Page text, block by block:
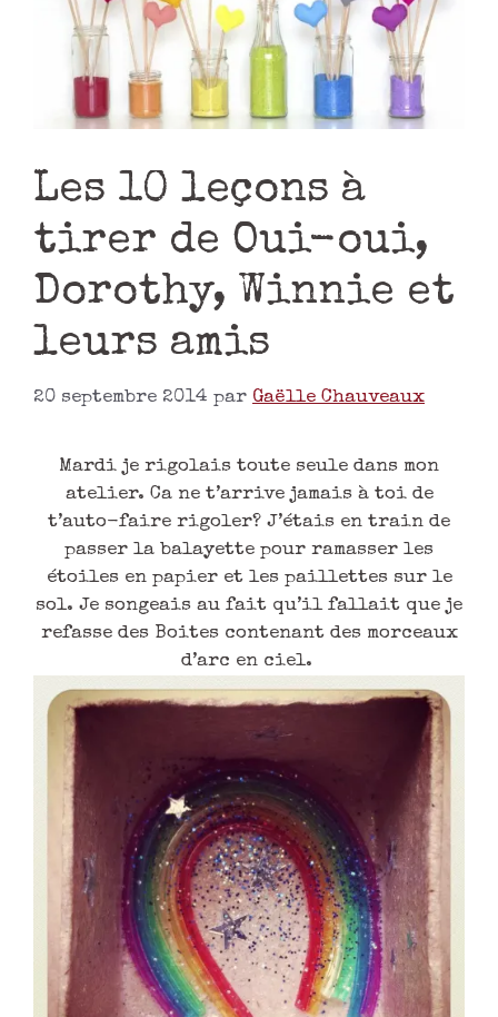
Les 10 leçons à
tirer de Oui-oui,
Dorothy, Winnie et
leurs amis
20 septembre 2014 par Gaëlle Chauveaux
Mardi je rigolais toute seule dans mon
atelier. Ca ne t’arrive jamais à toi de
t’auto-faire rigoler? J’étais en train de
passer la balayette pour ramasser les
étoiles en papier et les paillettes sur le
sol. Je songeais au fait qu’il fallait que je
refasse des Boites contenant des morceaux
d’arc en ciel.